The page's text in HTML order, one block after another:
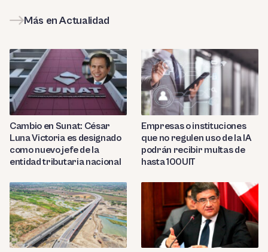
Más en Actualidad
Cambio en Sunat: César
Luna Victoria es designado
como nuevo jefe de la
entidad tributaria nacional
Empresas o instituciones
que no regulen uso de la IA
podrán recibir multas de
hasta 100UIT